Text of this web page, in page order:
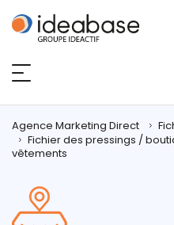
Agence Marketing Direct
Fichier des pressings /
vêtements